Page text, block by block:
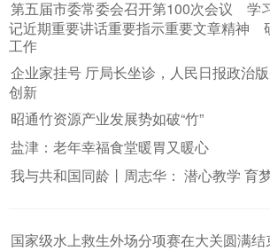
第五届市委常委会召开第100次会议 学
记近期重要讲话重要指示重要文章精神
工作
企业家挂号 厅局长坐诊，人民日报政治
创新
昭通竹资源产业发展势如破“竹”
盐津：老年幸福食堂暖胃又暖心
我与共和国同龄丨周志华： 潜心教学 育
国家级水上救生外场分项赛在大关圆满结